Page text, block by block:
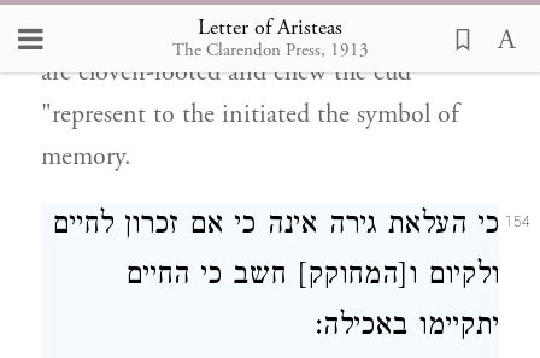
Letter of Aristeas
The Clarendon Press, 1913
the gift of memory. For all animals " which
are cloven-footed and chew the cud
"represent to the initiated the symbol of
memory.
154 כי העלאת גירה אינה כי אם זכרון לחיים
ולקיום ו[המחוקק] חשב כי החיים
יתקיימו באכילה: